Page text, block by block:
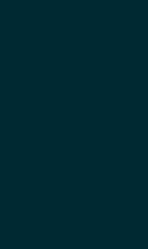
ein neues Fenster)